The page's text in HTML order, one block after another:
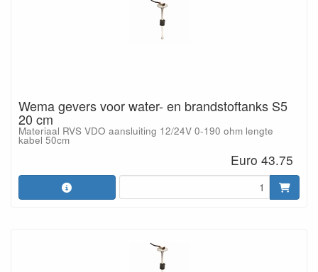
Wema gevers voor water- en brandstoftanks S5
20 cm
Materiaal RVS VDO aansluiting 12/24V 0-190 ohm lengte
kabel 50cm
Euro 43.75